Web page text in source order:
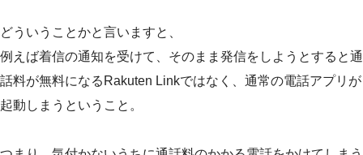
どういうことかと言いますと、
例えば着信の通知を受けて、そのまま発信をしようとすると通
話料が無料になるRakuten Linkではなく、通常の電話アプリが
起動しまうということ。